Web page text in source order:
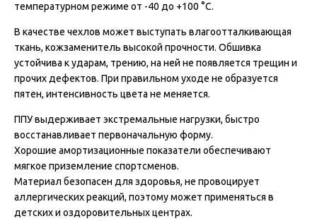
температурном режиме от -40 до +100 °С.
В качестве чехлов может выступать влагоотталкивающая
ткань, кожзаменитель высокой прочности. Обшивка
устойчива к ударам, трению, на ней не появляется трещин и
прочих дефектов. При правильном уходе не образуется
пятен, интенсивность цвета не меняется.
ППУ выдерживает экстремальные нагрузки, быстро
восстанавливает первоначальную форму.
Хорошие амортизационные показатели обеспечивают
мягкое приземление спортсменов.
Материал безопасен для здоровья, не провоцирует
аллергических реакций, поэтому может применяться в
детских и оздоровительных центрах.